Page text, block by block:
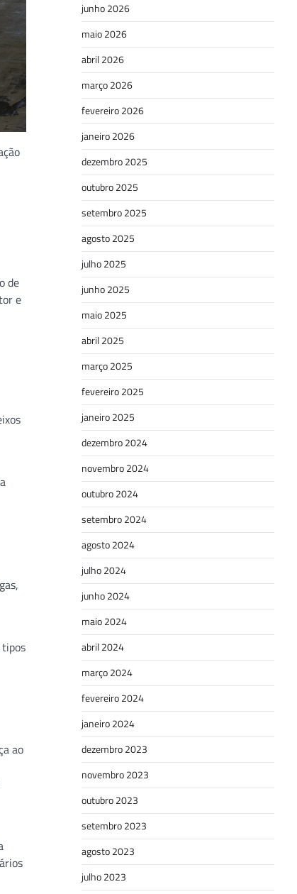
de
e
ao
junho 2026
maio 2026
abril 2026
março 2026
fevereiro 2026
janeiro 2026
dezembro 2025
outubro 2025
setembro 2025
agosto 2025
julho 2025
junho 2025
maio 2025
abril 2025
março 2025
fevereiro 2025
janeiro 2025
dezembro 2024
novembro 2024
outubro 2024
setembro 2024
agosto 2024
julho 2024
junho 2024
maio 2024
abril 2024
março 2024
fevereiro 2024
janeiro 2024
dezembro 2023
novembro 2023
outubro 2023
setembro 2023
agosto 2023
julho 2023